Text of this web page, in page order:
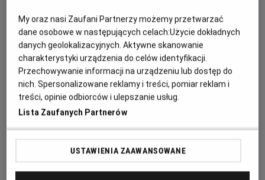
niemiecki chłopiec (Roman Griffin Davis jako Jojo) znajduje
młodą Żydówkę (Thomasin McKenzie), którą ukrywa na
strychu samotnie wychowująca go matka (Scarlett
Johansson), jego świat staje na głowie. Mając u boku
jedynie idiotycznego wymyślonego przyjaciela, którym jest
nikt inny jak sam Adolf Hitler (Taika Waititi), Jojo musi teraz
stawić czoła swemu ślepemu nacjonalizmowi. W
pozostałych rolach: Rebel Wilson, Stephen Merchant, Alfie
Allen oraz nagrodzony Oscarem Sam Rockwell.
My oraz nasi Zaufani Partnerzy możemy przetwarzać
dane osobowe w następujących celach:Użycie dokładnych
danych geolokalizacyjnych. Aktywne skanowanie
charakterystyki urządzenia do celów identyfikacji.
Przechowywanie informacji na urządzeniu lub dostęp do
nich. Spersonalizowane reklamy i treści, pomiar reklam i
treści, opinie odbiorców i ulepszanie usług.
Lista Zaufanych Partnerów
USTAWIENIA ZAAWANSOWANE